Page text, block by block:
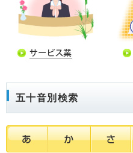
五十音別検索